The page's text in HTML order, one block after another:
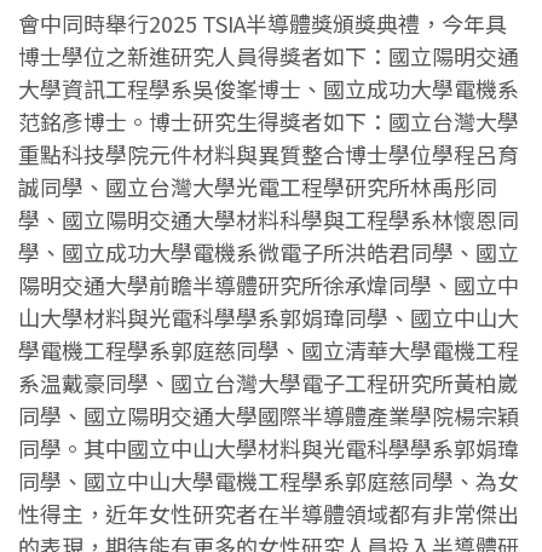
會中同時舉行2025 TSIA半導體獎頒獎典禮，今年具
博士學位之新進研究人員得獎者如下：國立陽明交通
大學資訊工程學系吳俊峯博士、國立成功大學電機系
范銘彥博士。博士研究生得獎者如下：國立台灣大學
重點科技學院元件材料與異質整合博士學位學程呂育
誠同學、國立台灣大學光電工程學研究所林禹彤同
學、國立陽明交通大學材料科學與工程學系林懷恩同
學、國立成功大學電機系微電子所洪皓君同學、國立
陽明交通大學前瞻半導體研究所徐承煒同學、國立中
山大學材料與光電科學學系郭娟瑋同學、國立中山大
學電機工程學系郭庭慈同學、國立清華大學電機工程
系温戴豪同學、國立台灣大學電子工程研究所黃柏崴
同學、國立陽明交通大學國際半導體產業學院楊宗穎
同學。其中國立中山大學材料與光電科學學系郭娟瑋
同學、國立中山大學電機工程學系郭庭慈同學、為女
性得主，近年女性研究者在半導體領域都有非常傑出